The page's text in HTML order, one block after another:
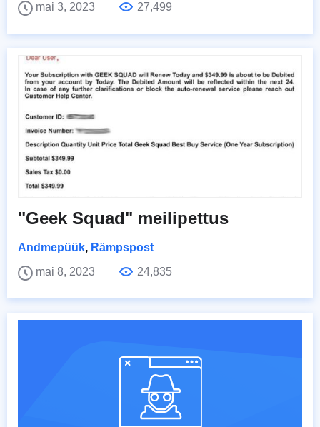
mai 3, 2023
27,499
"Geek Squad" meilipettus
Andmepüük, Rämpspost
mai 8, 2023
24,835